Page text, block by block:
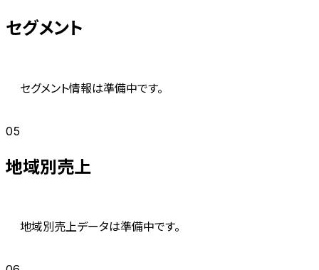
セグメント
セグメント情報は準備中です。
05
地域別売上
地域別売上データは準備中です。